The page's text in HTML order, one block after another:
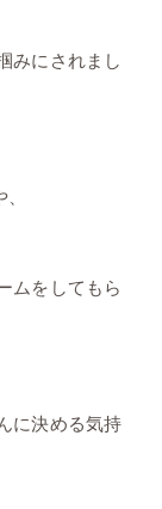
みにされまし
ムをしてもら
に決める気持